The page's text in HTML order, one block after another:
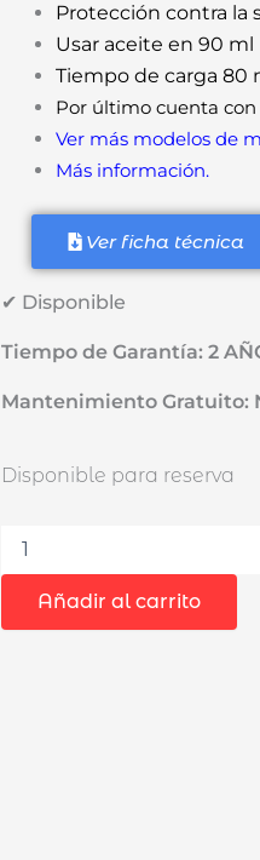
Protección contra la
Usar aceite en 90 ml
Tiempo de carga 80
Por último cuenta con
Ver más modelos de
Más información.
Ver ficha técnica
✔ Disponible
Tiempo de Garantía: 2
Mantenimiento Gratuito:
Disponible para reserva
Motosierra
Dongcheng
Añadir al carrito